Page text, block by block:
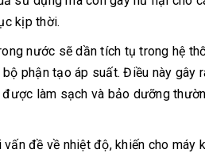
kịp thời.
nước sẽ dần tích tụ trong hệ
phận tạo áp suất. Điều này gây
làm sạch và bảo dưỡng
đề về nhiệt độ, khiến cho máy